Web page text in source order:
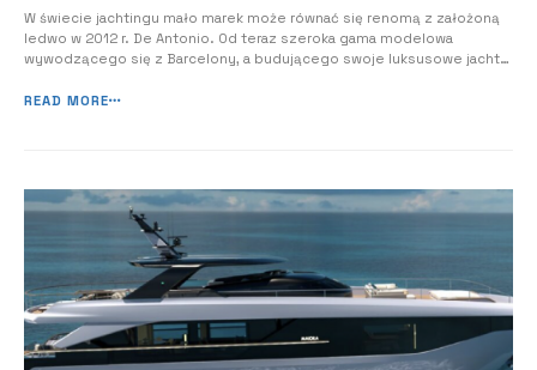
W świecie jachtingu mało marek może równać się renomą z założoną
ledwo w 2012 r. De Antonio. Od teraz szeroka gama modelowa
wywodzącego się z Barcelony, a budującego swoje luksusowe jachty
polskim rynku za sprawą Centrum Motorowodnego Nautica. O marce
READ MORE